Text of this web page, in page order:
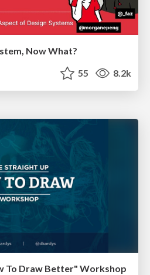
Now What?
55 8.2k
To Draw Better" Workshop